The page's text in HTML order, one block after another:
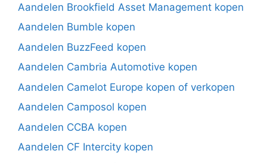
Aandelen Brookfield Asset Management kopen
Aandelen Bumble kopen
Aandelen BuzzFeed kopen
Aandelen Cambria Automotive kopen
Aandelen Camelot Europe kopen of verkopen
Aandelen Camposol kopen
Aandelen CCBA kopen
Aandelen CF Intercity kopen